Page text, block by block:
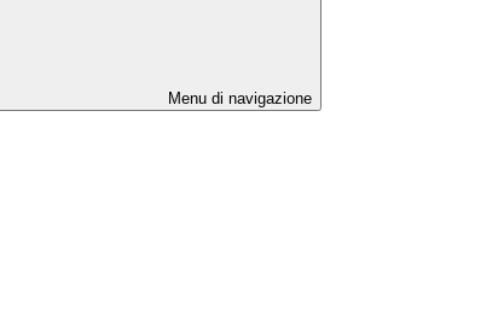
Menu di navigazione